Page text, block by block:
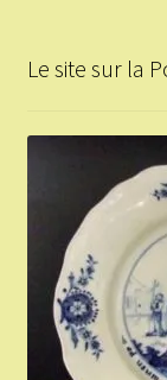
Le site sur la